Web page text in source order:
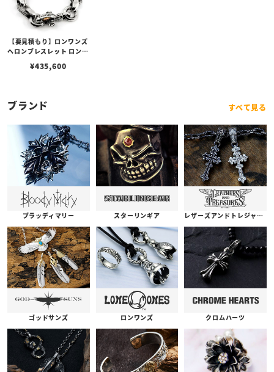
【要見積もり】ロンワンズ
ヘロンブレスレット ロング
ズ
¥435,600
ブランド すべて見る
ブラッディマリー スターリンギア レザーズアンドトレジャーズ
ゴッドサンズ ロンワンズ クロムハーツ